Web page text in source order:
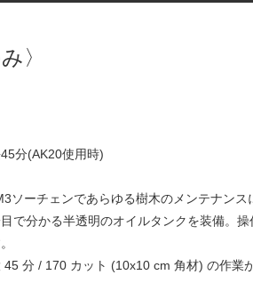
〉
分(AK20使用時)
ソーチェンであらゆる樹木のメンテナン
で分かる半透明のオイルタンクを装備。
分 / 170 カット (10x10 cm 角材) の作業